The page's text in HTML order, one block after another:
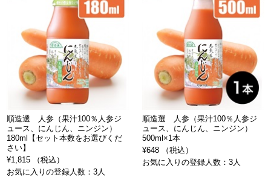
順造選 人参（果汁100％人参ジ
ュース、にんじん、ニンジン）
180ml【セット本数をお選びくだ
さい】
¥1,815 （税込）
お気に入りの登録人数：3人
順造選 人参（果汁100％人参ジ
ュース、にんじん、ニンジン）
500ml×1本
¥648 （税込）
お気に入りの登録人数：3人